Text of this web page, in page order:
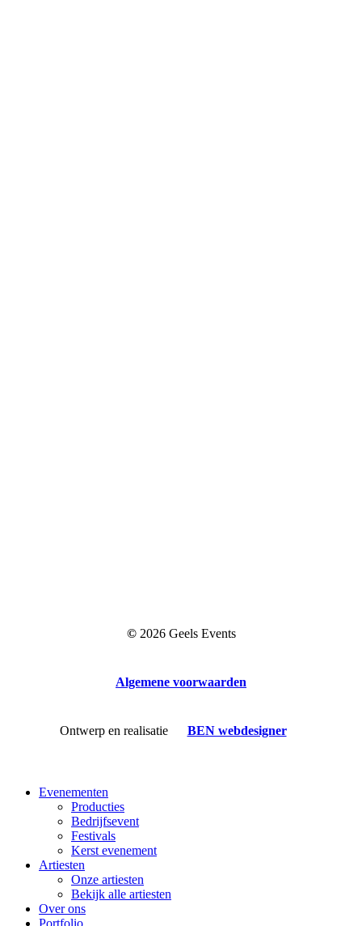
© 2026Geels Events
Algemene voorwaarden
Ontwerp en realisatie BEN webdesigner
Close
Evenementen
Producties
Bedrijfsevent
Festivals
Kerst evenement
Artiesten
Onze artiesten
Bekijk alle artiesten
Over ons
Portfolio